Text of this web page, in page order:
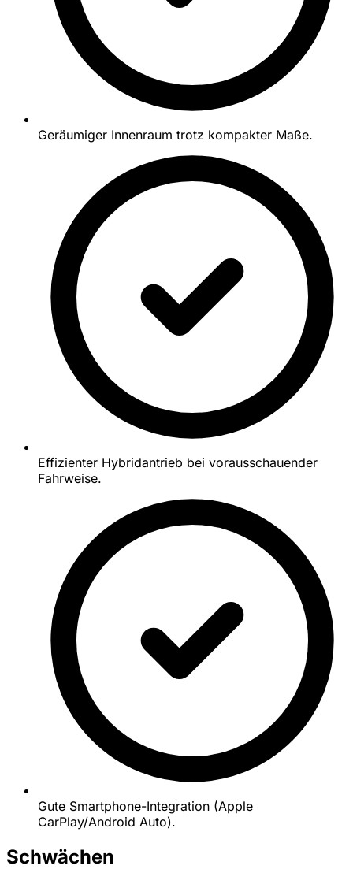
Geräumiger Innenraum trotz kompakter Maße.
Effizienter Hybridantrieb bei vorausschauender
Fahrweise.
Gute Smartphone-Integration (Apple
CarPlay/Android Auto).
Schwächen